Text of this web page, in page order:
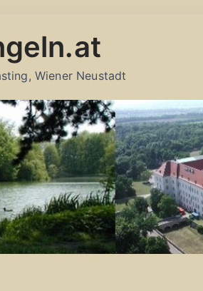
Wiener Neustadt